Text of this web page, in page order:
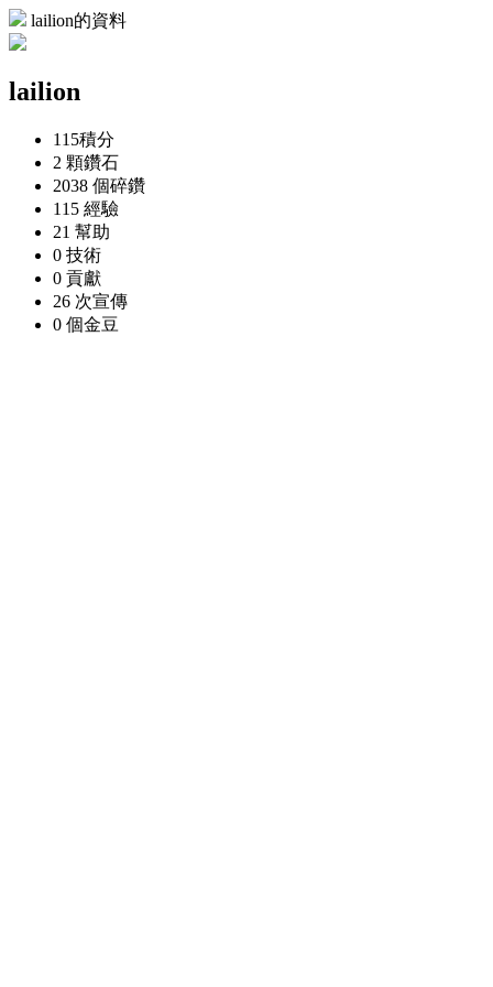
lailion的資料
lailion
115積分
2 顆鑽石
2038 個碎鑽
115 經驗
21 幫助
0 技術
0 貢獻
26 次宣傳
0 個金豆